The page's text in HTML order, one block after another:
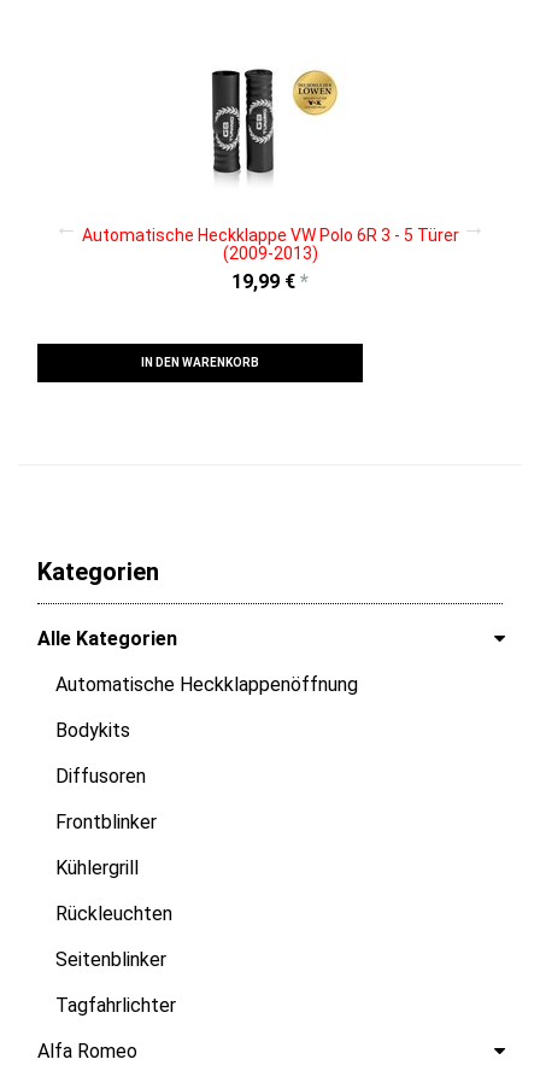
Automatische Heckklappe VW Polo 6R 3 - 5 Türer
(2009-2013)
19,99 € *
IN DEN WARENKORB
Kategorien
Alle Kategorien
Automatische Heckklappenöffnung
Bodykits
Diffusoren
Frontblinker
Kühlergrill
Rückleuchten
Seitenblinker
Tagfahrlichter
Alfa Romeo